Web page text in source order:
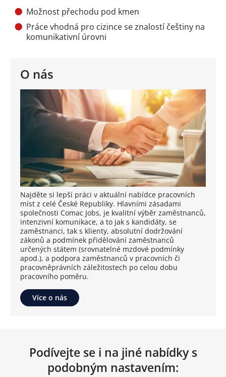
O nás
Najděte si lepší práci v aktuální nabídce pracovních
míst z celé České Republiky. Hlavními zásadami
společnosti Comac Jobs, je kvalitní výběr zaměstnanců,
intenzivní komunikace, a to jak s kandidáty, se
zaměstnanci, tak s klienty, absolutní dodržování
zákonů a podmínek přidělování zaměstnanců
určených státem (srovnatelné mzdové podmínky
apod.), a podpora zaměstnanců v pracovních či
pracovněprávních záležitostech po celou dobu
pracovního poměru.
Více o nás
Možnost přechodu pod kmen
Práce vhodná pro cizince se znalostí češtiny na
komunikativní úrovni
Podívejte se i na jiné nabídky s
podobným nastavením: